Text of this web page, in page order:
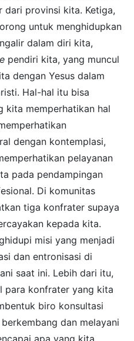
dari provinsi kita. Ketiga,
untuk menghidupkan
dalam diri kita,
pendiri kita, yang muncul
dengan Yesus dalam
Hal-hal itu bisa
kita memperhatikan hal
dengan kontemplasi,
pelayanan
pada pendampingan
Di komunitas
tiga konfrater supaya
kepada kita.
misi yang menjadi
dan entronisasi di
saat ini. Lebih dari itu,
para konfrater yang kita
biro konsultasi
dan melayani
apa yang kita